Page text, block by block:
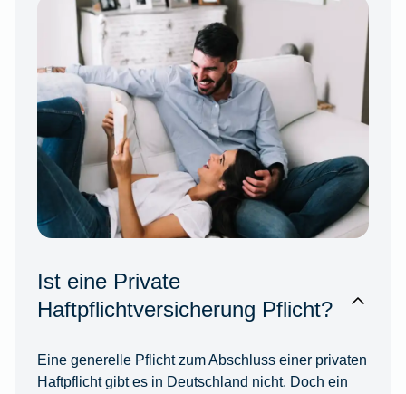
Ist eine Private
Haftpflichtversicherung Pflicht?
Eine generelle Pflicht zum Abschluss einer privaten
Haftpflicht gibt es in Deutschland nicht. Doch ein